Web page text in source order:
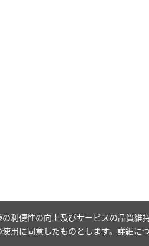
利便性の向上及びサービスの品質
用に同意したものとします。詳細